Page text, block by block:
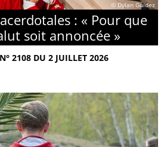
© Dylan Guidez
: « Pour que
soit annoncée »
2108 DU 2 JUILLET 2026